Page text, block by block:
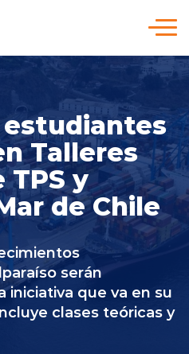
estudiantes
Talleres
y
de Chile
serán
iniciativa que va en su
clases teóricas y